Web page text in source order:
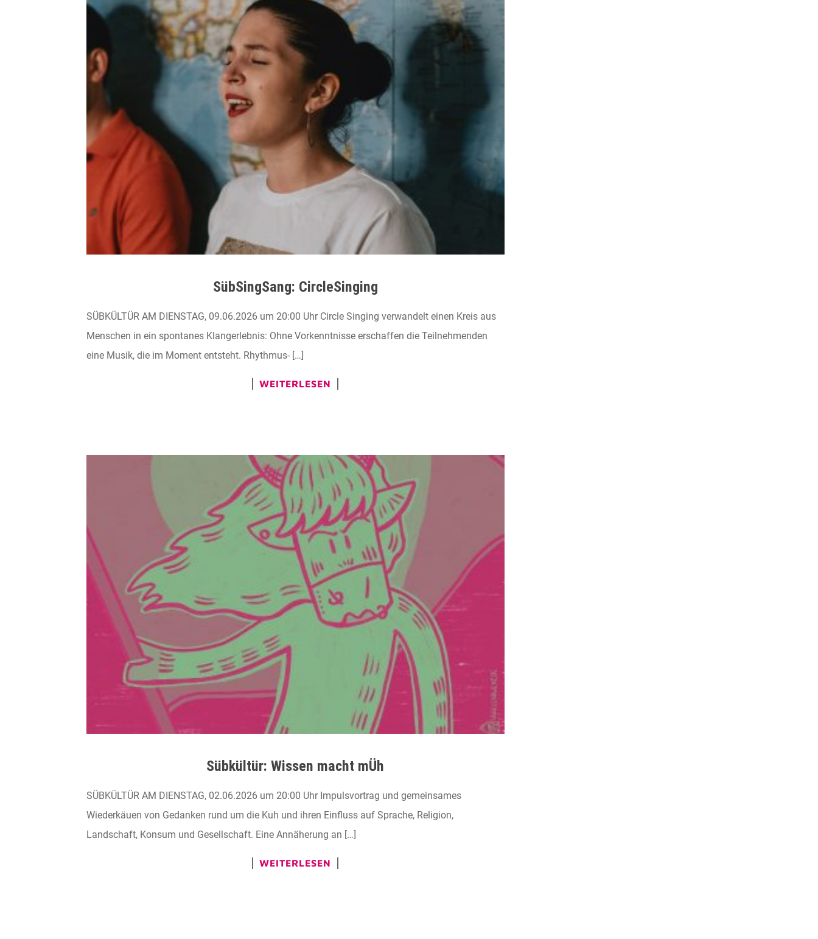
SübSingSang: CircleSinging
SÜBKÜLTÜR AM DIENSTAG, 09.06.2026 um 20:00 Uhr Circle Singing verwandelt einen Kreis aus
Menschen in ein spontanes Klangerlebnis: Ohne Vorkenntnisse erschaffen die Teilnehmenden
eine Musik, die im Moment entsteht. Rhythmus- […]
WEITERLESEN
Sübkültür: Wissen macht mÜh
SÜBKÜLTÜR AM DIENSTAG, 02.06.2026 um 20:00 Uhr Impulsvortrag und gemeinsames
Wiederkäuen von Gedanken rund um die Kuh und ihren Einfluss auf Sprache, Religion,
Landschaft, Konsum und Gesellschaft. Eine Annäherung an […]
WEITERLESEN